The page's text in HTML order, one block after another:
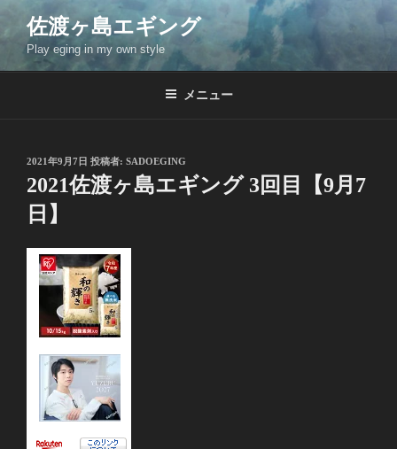
コ
ン
ン
佐渡ヶ島エギング
Play eging in my own style
メニュー
投
稿
日:
2021年9月7日 投稿者: SADOEGING
2021佐渡ヶ島エギング 3回目【9月7
日】